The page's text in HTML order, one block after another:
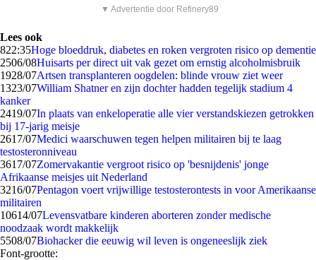
▼ Advertentie door Refinery89
Lees ook
822:35Hoge bloeddruk, diabetes en roken vergroten risico op dementie
2506/08Huisarts per direct uit vak gezet om ernstig alcoholmisbruik
1928/07Artsen transplanteren oogdelen: blinde vrouw ziet weer
1323/07William Shatner en zijn dochter hadden tegelijk stadium 4
kanker
2419/07In plaats van enkeloperatie alle vier verstandskiezen getrokken
bij 17-jarig meisje
2617/07Medici waarschuwen tegen helpen militairen bij te laag
testosteronniveau
3617/07Zomervakantie vergroot risico op 'besnijdenis' jonge
Afrikaanse meisjes uit Nederland
3216/07Pentagon voert vrijwillige testosterontests in voor Amerikaanse
militairen
10614/07Levensvatbare kinderen aborteren zonder medische
noodzaak wordt makkelijk
5508/07Biohacker die eeuwig wil leven is ongeneeslijk ziek
Font-grootte: